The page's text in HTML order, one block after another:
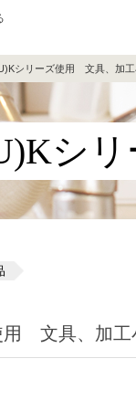
シリーズ使用 文具、加
シ
用 文具、加工